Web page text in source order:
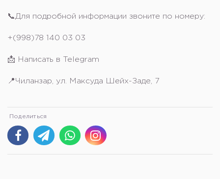
📞Для подробной информации звоните по номеру:
+(998)78 140 03 03
📩 Написать в Telegram
📍Чиланзар, ул. Максуда Шейх-Заде, 7